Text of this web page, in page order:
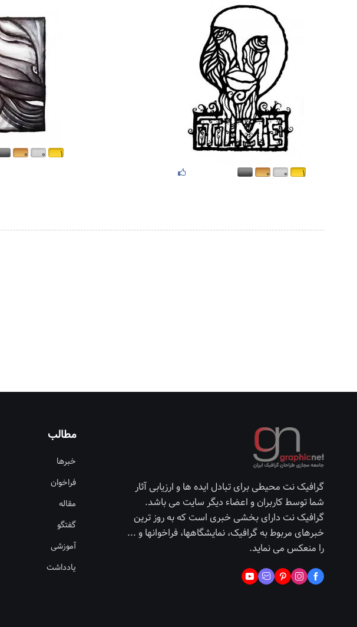
۱ ۰ ۰ ۰
۱ ۰ ۰
۰
گرافیک نت محیطی برای تبادل ایده ها و ارزیابی آثار
شما توسط کاربران و اعضاء دیگر سایت می باشد.
گرافیک نت دارای بخشی خبری است که به روز ترین
خبرهای مربوط به گرافیک، نمایشگاهها، فراخوانها و ...
را منعکس می نماید.
مطالب
خبرها
فراخوان
مقاله
گفتگو
آموزشی
یادداشت